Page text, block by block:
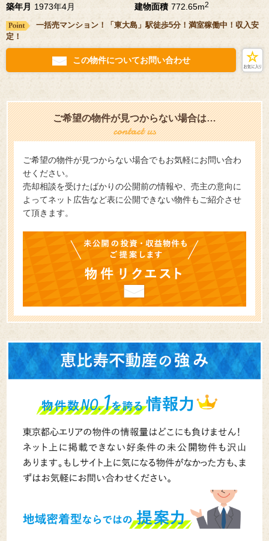
築年月 1973年4月 建物面積 772.65m2
一括売マンション！「東大島」駅徒歩5分！満室稼働中！収入安
定！
この物件についてお問い合わせ
ご希望の物件が見つからない場合は…
ご希望の物件が見つからない場合でもお気軽にお問い合わ
せください。
売却相談を受けたばかりの公開前の情報や、売主の意向に
よってネット広告など表に公開できない物件もご紹介させ
て頂きます。